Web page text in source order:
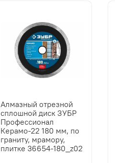
Алмазный отрезной
сплошной диск ЗУБР
Профессионал
Керамо-22 180 мм, по
граниту, мрамору,
плитке 36654-180_z02